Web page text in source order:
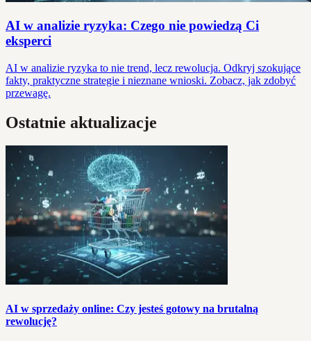
AI w analizie ryzyka: Czego nie powiedzą Ci
eksperci
AI w analizie ryzyka to nie trend, lecz rewolucja. Odkryj szokujące
fakty, praktyczne strategie i nieznane wnioski. Zobacz, jak zdobyć
przewagę.
Ostatnie aktualizacje
AI w sprzedaży online: Czy jesteś gotowy na brutalną
rewolucję?